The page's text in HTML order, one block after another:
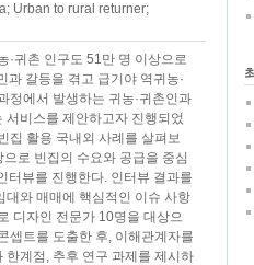
Urban to rural returner;
·귀촌 인구도 51만 명 이상으로
과 갈등을 겪고 급기야 역귀농·
정에서 발생하는 귀농·귀촌인과
비스를 제안하고자 진행되었
집 활용 국내외 사례를 살펴보
로 빈집의 수요와 공급을 중심
터뷰를 진행한다. 인터뷰 결과를
대와 매매에 핵심적인 이슈 사항
디자인 전문가 10명을 대상으
셉트를 도출한 후, 이해관계자를
한계점, 추후 연구 과제를 제시하